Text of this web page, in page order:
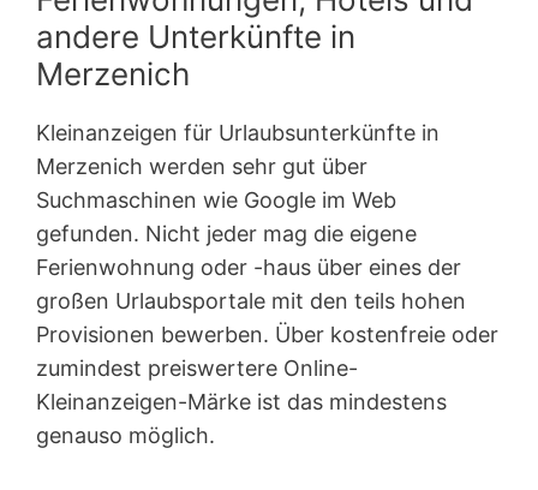
andere Unterkünfte in
Merzenich
Kleinanzeigen für Urlaubsunterkünfte in
Merzenich werden sehr gut über
Suchmaschinen wie Google im Web
gefunden. Nicht jeder mag die eigene
Ferienwohnung oder -haus über eines der
großen Urlaubsportale mit den teils hohen
Provisionen bewerben. Über kostenfreie oder
zumindest preiswertere Online-
Kleinanzeigen-Märke ist das mindestens
genauso möglich.